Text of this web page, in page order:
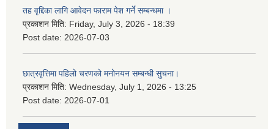
तह वृद्दिका लागि आवेदन फाराम पेश गर्ने सम्बन्धमा ।
प्रकाशन मिति: Friday, July 3, 2026 - 18:39
Post date: 2026-07-03
छात्रवृत्तिमा पहिलो चरणको मनोनयन सम्बन्धी सुचना।
प्रकाशन मिति: Wednesday, July 1, 2026 - 13:25
Post date: 2026-07-01